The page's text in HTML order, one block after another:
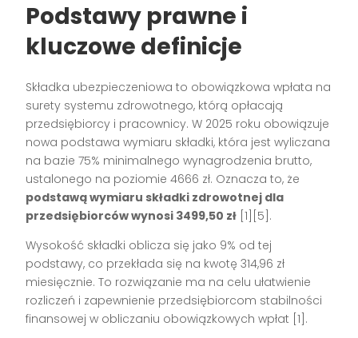
Podstawy prawne i
kluczowe definicje
Składka ubezpieczeniowa to obowiązkowa wpłata na
surety systemu zdrowotnego, którą opłacają
przedsiębiorcy i pracownicy. W 2025 roku obowiązuje
nowa podstawa wymiaru składki, która jest wyliczana
na bazie 75% minimalnego wynagrodzenia brutto,
ustalonego na poziomie 4666 zł. Oznacza to, że
podstawą wymiaru składki zdrowotnej dla
przedsiębiorców wynosi 3499,50 zł [1][5].
Wysokość składki oblicza się jako 9% od tej
podstawy, co przekłada się na kwotę 314,96 zł
miesięcznie. To rozwiązanie ma na celu ułatwienie
rozliczeń i zapewnienie przedsiębiorcom stabilności
finansowej w obliczaniu obowiązkowych wpłat [1].